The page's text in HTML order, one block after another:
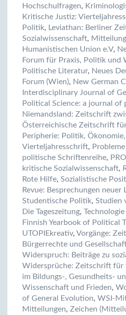
Hochschulfragen,
Kritische Justiz:
Politik, Leviathan: Berliner
Sozialwissenschaft,
Humanistischen Union e.V,
Forum für Praxis, Politik und
Politische Literatur, Neues
Forum (Wien), New German
Interdisciplinary Journal of
Political Science: a journal
Niemandsland: Zeitschrift
Österreichische Zeitschrift
Peripherie: Politik,
Vierteljahresschrift,
politische Schriftenreihe,
kritische Sozialwissenschaft,
Rote Hilfe, Sozialistische
Revue: Besprechungen neuer
Studentische Politik, Studien
Die Tageszeitung,
Finnish Yearbook of Political
UTOPIEkreativ, Vorgänge:
Bürgerrechte und
Widerspruch: Beiträge zu
Widersprüche: Zeitschrift für
im Bildungs-, Gesundheits-
Wissenschaft und Frieden,
of General Evolution, WSI-
Mitteilungen, Zeichen